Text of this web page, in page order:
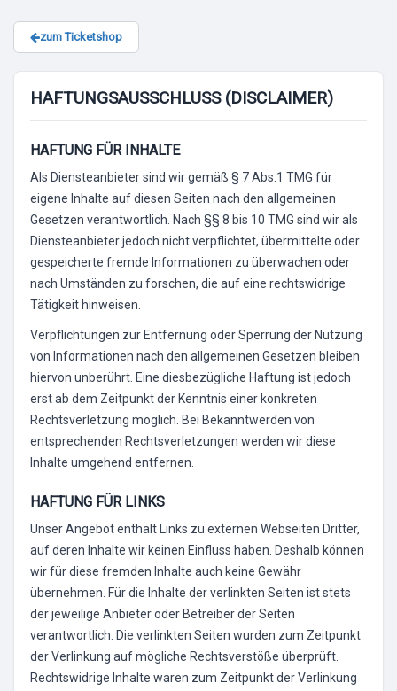
zum Ticketshop
HAFTUNGSAUSSCHLUSS (DISCLAIMER)
HAFTUNG FÜR INHALTE
Als Diensteanbieter sind wir gemäß § 7 Abs.1 TMG für
eigene Inhalte auf diesen Seiten nach den allgemeinen
Gesetzen verantwortlich. Nach §§ 8 bis 10 TMG sind wir als
Diensteanbieter jedoch nicht verpflichtet, übermittelte oder
gespeicherte fremde Informationen zu überwachen oder
nach Umständen zu forschen, die auf eine rechtswidrige
Tätigkeit hinweisen.
Verpflichtungen zur Entfernung oder Sperrung der Nutzung
von Informationen nach den allgemeinen Gesetzen bleiben
hiervon unberührt. Eine diesbezügliche Haftung ist jedoch
erst ab dem Zeitpunkt der Kenntnis einer konkreten
Rechtsverletzung möglich. Bei Bekanntwerden von
entsprechenden Rechtsverletzungen werden wir diese
Inhalte umgehend entfernen.
HAFTUNG FÜR LINKS
Unser Angebot enthält Links zu externen Webseiten Dritter,
auf deren Inhalte wir keinen Einfluss haben. Deshalb können
wir für diese fremden Inhalte auch keine Gewähr
übernehmen. Für die Inhalte der verlinkten Seiten ist stets
der jeweilige Anbieter oder Betreiber der Seiten
verantwortlich. Die verlinkten Seiten wurden zum Zeitpunkt
der Verlinkung auf mögliche Rechtsverstöße überprüft.
Rechtswidrige Inhalte waren zum Zeitpunkt der Verlinkung